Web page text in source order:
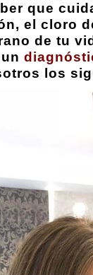
que
el cloro
de tu
los